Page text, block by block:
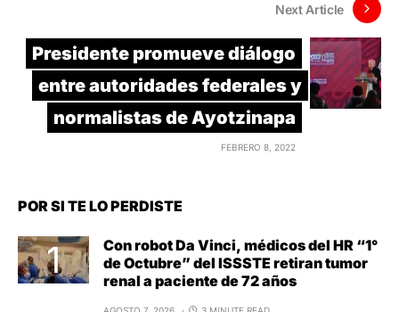
Next Article
Presidente promueve diálogo
entre autoridades federales y
normalistas de Ayotzinapa
FEBRERO 8, 2022
POR SI TE LO PERDISTE
Con robot Da Vinci, médicos del HR “1°
de Octubre” del ISSSTE retiran tumor
renal a paciente de 72 años